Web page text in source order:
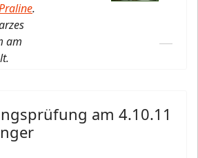
.
am
am 4.10.11